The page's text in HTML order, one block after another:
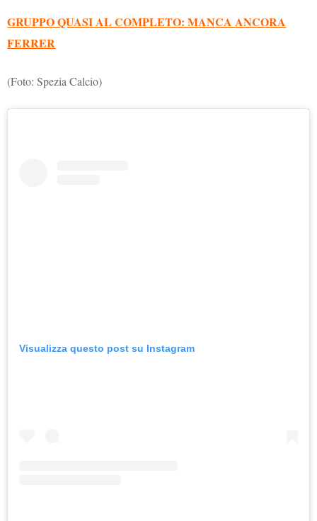
GRUPPO QUASI AL COMPLETO: MANCA ANCORA
FERRER
(Foto: Spezia Calcio)
Visualizza questo post su Instagram